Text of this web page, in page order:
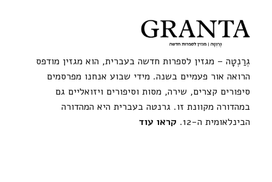
גְרַנְטָה – מגזין לספרות חדשה בעברית, הוא מגזין מודפס
הרואה אור פעמיים בשנה. מידי שבוע אנחנו מפרסמים
סיפורים קצרים, שירה, מסות וסיפורים ויזואליים גם
במהדורה מקוונת זו. גרנטה בעברית היא המהדורה
הבינלאומית ה-12.
קראו עוד